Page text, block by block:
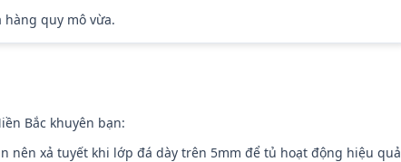
quy mô vừa.
Bắc khuyên bạn:
nên xả tuyết khi lớp đá dày trên 5mm để tủ hoạt động hiệu quả